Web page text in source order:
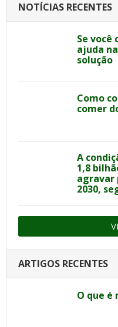
NOTÍCIAS RECENTES
Se você
ajuda
solução
Como
comer
A
1,8
agravar
2030,
ARTIGOS RECENTES
O que é